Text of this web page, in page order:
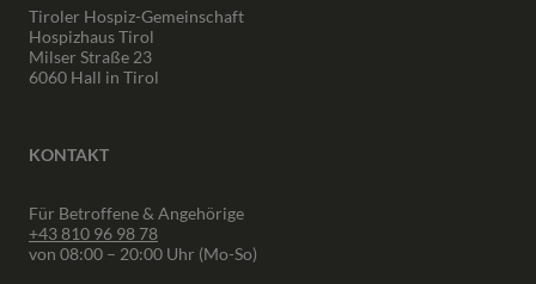
Tiroler Hospiz-Gemeinschaft
Hospizhaus Tirol
Milser Straße 23
6060 Hall in Tirol
KONTAKT
Für Betroffene & Angehörige
+43 810 96 98 78
von 08:00 – 20:00 Uhr (Mo-So)